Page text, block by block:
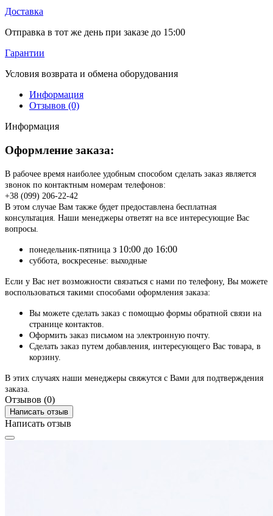
Доставка
Отправка в тот же день при заказе до 15:00
Гарантии
Условия возврата и обмена оборудования
Информация
Отзывов (0)
Информация
Оформление заказа:
В рабочее время наиболее удобным способом сделать заказ является
звонок по контактным номерам телефонов:
+38 (099) 206-22-42
В этом случае Вам также будет предоставлена бесплатная
консультация. Наши менеджеры ответят на все интересующие Вас
вопросы.
понедельник-пятница з 10:00 до 16:00
суббота, воскресенье: выходные
Если у Вас нет возможности связаться с нами по телефону, Вы можете
воспользоваться такими способами оформления заказа:
Вы можете сделать заказ с помощью формы обратной связи на
странице контактов.
Оформить заказ письмом на электронную почту.
Сделать заказ путем добавления, интересующего Вас товара, в
корзину.
В этих случаях наши менеджеры свяжутся с Вами для подтверждения
заказа.
Отзывов (0)
Написать отзыв
Написать отзыв